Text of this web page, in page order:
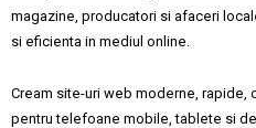
magazine, producatori si afaceri
si eficienta in mediul online.
Cream site-uri web moderne, rapide,
pentru telefoane mobile, tablete si